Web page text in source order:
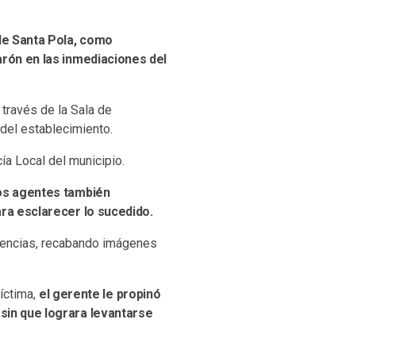
Santa Pola, como
en las inmediaciones del
de la Sala de
establecimiento.
Local del municipio.
agentes también
esclarecer lo sucedido.
recabando imágenes
el gerente le propinó
que lograra levantarse